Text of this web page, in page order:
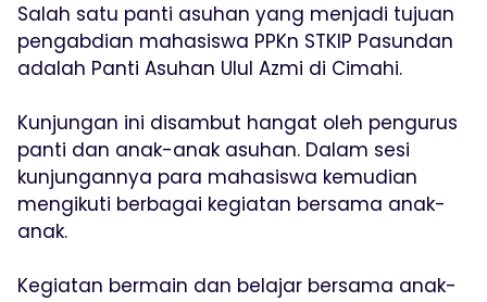
Salah satu panti asuhan yang menjadi tujuan
pengabdian mahasiswa PPKn STKIP Pasundan
adalah Panti Asuhan Ulul Azmi di Cimahi.
Kunjungan ini disambut hangat oleh pengurus
panti dan anak-anak asuhan. Dalam sesi
kunjungannya para mahasiswa kemudian
mengikuti berbagai kegiatan bersama anak-
anak.
Kegiatan bermain dan belajar bersama anak-